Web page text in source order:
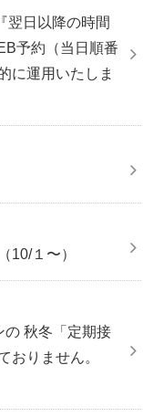
日以降の時間
予約（当日順番
に運用いたしま
10/１〜）
秋冬「定期接
りません。